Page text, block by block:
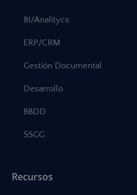
BI/Analitycs
ERP/CRM
Gestión Documental
Desarrollo
BBDD
SSGG
Recursos